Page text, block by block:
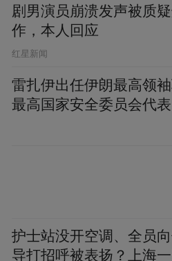
该平台上出境游产品的
倍。其中搜索热度最高
量暴涨430%。此外，柬
西亚和印度尼西亚也位
出境游目的地的前五位。
外目的地。由于气候温
剧男演员崩溃发声被质
作，本人回应
​红星新闻
雷扎伊出任伊朗最高领
最高国家安全委员会代表
护士站没开空调、全员
导打招呼被表扬？上海